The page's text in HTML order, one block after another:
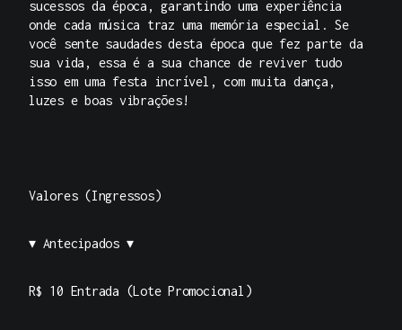
sucessos da época, garantindo uma experiência
onde cada música traz uma memória especial. Se
você sente saudades desta época que fez parte da
sua vida, essa é a sua chance de reviver tudo
isso em uma festa incrível, com muita dança,
luzes e boas vibrações!
Valores (Ingressos)
▾ Antecipados ▾
R$ 10 Entrada (Lote Promocional)